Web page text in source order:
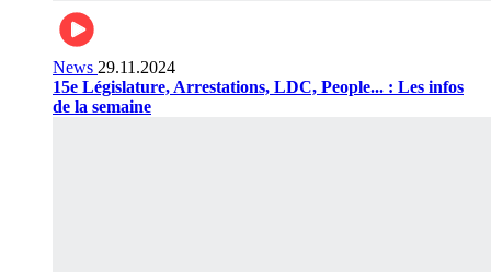
News 29.11.2024
15e Législature, Arrestations, LDC, People... : Les infos
de la semaine